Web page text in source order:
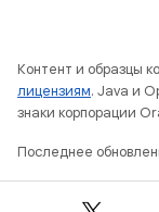
Контент и образцы
лицензиям. Java и
знаки корпорации
Последнее